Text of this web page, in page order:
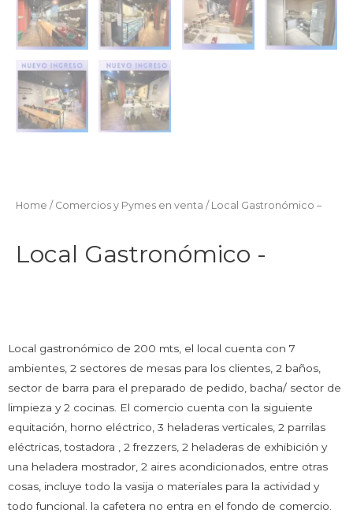
Home / Comercios y Pymes en venta / Local Gastronómico –
Local Gastronómico -
Local gastronómico de 200 mts, el local cuenta con 7
ambientes, 2 sectores de mesas para los clientes, 2 baños,
sector de barra para el preparado de pedido, bacha/ sector de
limpieza y 2 cocinas. El comercio cuenta con la siguiente
equitación, horno eléctrico, 3 heladeras verticales, 2 parrilas
eléctricas, tostadora , 2 frezzers, 2 heladeras de exhibición y
una heladera mostrador, 2 aires acondicionados, entre otras
cosas, incluye todo la vasija o materiales para la actividad y
todo funcional. la cafetera no entra en el fondo de comercio.